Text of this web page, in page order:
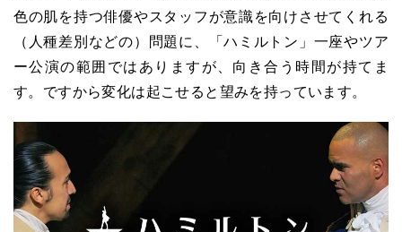
色の肌を持つ俳優やスタッフが意識を向けさせてくれる
（人種差別などの）問題に、「ハミルトン」一座やツア
ー公演の範囲ではありますが、向き合う時間が持てま
す。ですから変化は起こせると望みを持っています。